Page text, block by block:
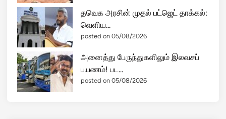
தவெக அரசின் முதல் பட்ஜெட் தாக்கல்:
வெளிய...
posted on 05/08/2026
அனைத்து பேருந்துகளிலும் இலவசப்
பயணம்! பட...
posted on 05/08/2026